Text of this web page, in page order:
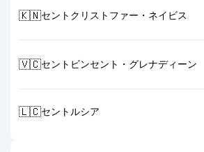
🇰🇳セントクリストファー・ネイビス
🇻🇨セントビンセント・グレナディーン
🇱🇨セントルシア